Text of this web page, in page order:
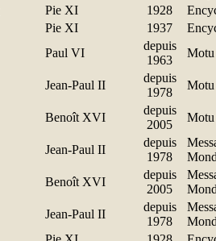
Pie XI 1928
Pie XI 1937
Paul VI
depuis
1963
Jean-Paul II
depuis
1978
Benoît XVI
depuis
2005
Jean-Paul II
depuis
1978
Benoît XVI
depuis
2005
Jean-Paul II
depuis
1978